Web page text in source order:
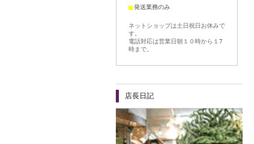
■発送業務のみ
ネットショップは土日祝日お休みで
す。
電話対応は営業日朝１０時から１7
時まで。
店長日記